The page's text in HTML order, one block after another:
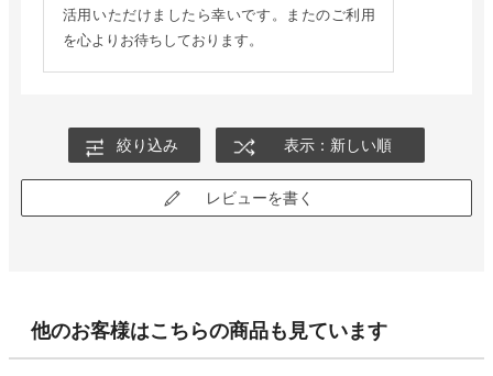
活用いただけましたら幸いです。またのご利用
を心よりお待ちしております。
絞り込み 表示：新しい順
レビューを書く
他のお客様はこちらの商品も見ています